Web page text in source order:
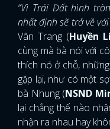
“Vì Trái Đất hình
nhất định sẽ trở về
Vân Trang (Huyền
cùng mà bà nói với
thích nó ở chỗ,
gặp lại, như có một
bà Nhung (NSND
lại chẳng thể nào
nhận ra nhau hay